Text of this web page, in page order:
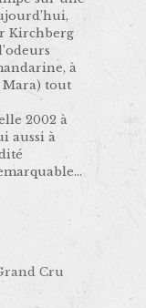
Kirchberg
à
Mara) tout
2002 à
aussi à
Cru